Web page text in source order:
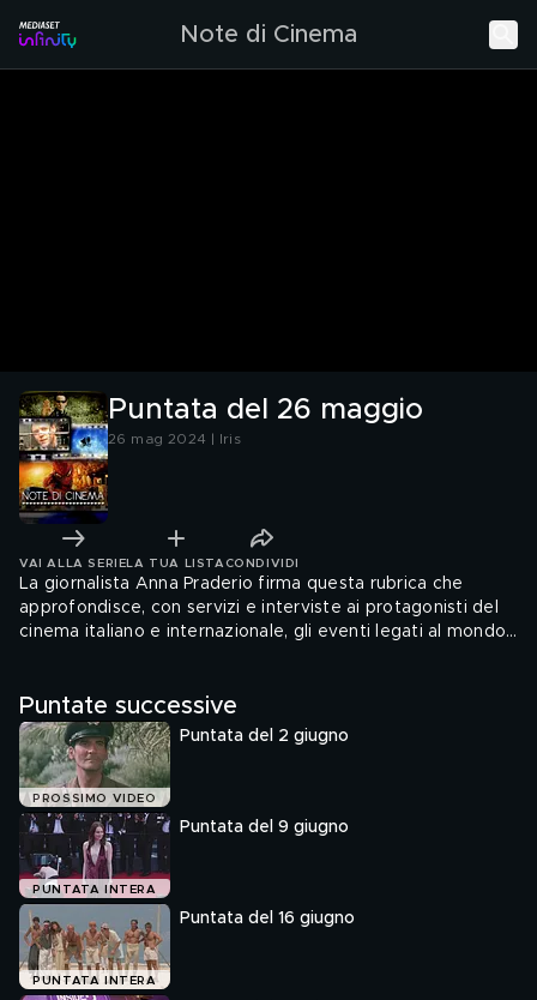
Note di Cinema
Puntata del 26 maggio
26 mag 2024 | Iris
VAI ALLA SERIE LA TUA LISTA CONDIVIDI
La giornalista Anna Praderio firma questa rubrica che
approfondisce, con servizi e interviste ai protagonisti del
cinema italiano e internazionale, gli eventi legati al mondo
Puntate successive
PROSSIMO VIDEO
Puntata del 2 giugno
PUNTATA INTERA
Puntata del 9 giugno
PUNTATA INTERA
Puntata del 16 giugno